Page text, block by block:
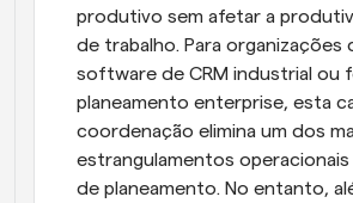
produtivo sem afetar a
de trabalho. Para organizações
software de CRM industrial ou
planeamento enterprise, esta
coordenação elimina um dos
estrangulamentos
de planeamento. No entanto,